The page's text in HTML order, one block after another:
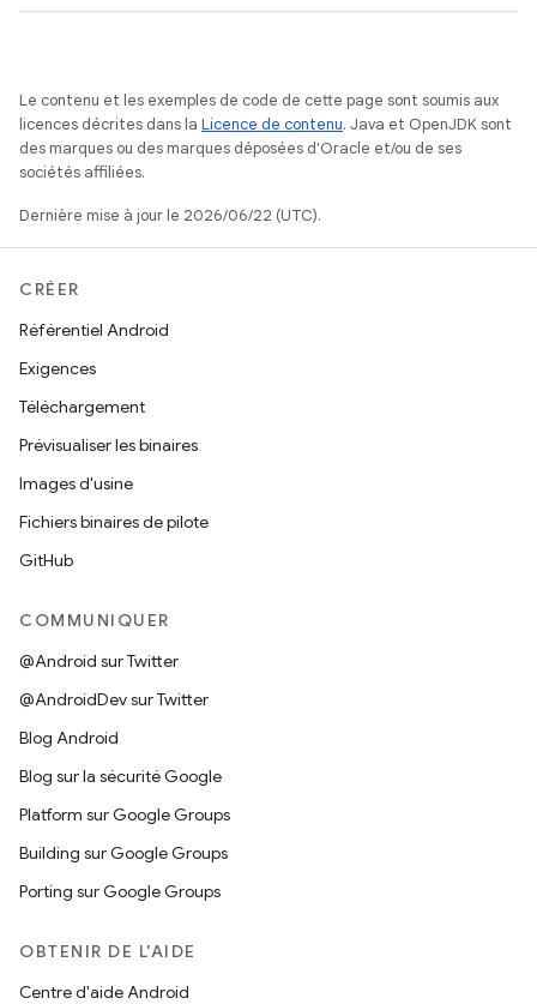
Le contenu et les exemples de code de cette page sont soumis aux
licences décrites dans la Licence de contenu. Java et OpenJDK sont
des marques ou des marques déposées d'Oracle et/ou de ses
sociétés affiliées.
Dernière mise à jour le 2026/06/22 (UTC).
CRÉER
Référentiel Android
Exigences
Téléchargement
Prévisualiser les binaires
Images d'usine
Fichiers binaires de pilote
GitHub
COMMUNIQUER
@Android sur Twitter
@AndroidDev sur Twitter
Blog Android
Blog sur la sécurité Google
Platform sur Google Groups
Building sur Google Groups
Porting sur Google Groups
OBTENIR DE L'AIDE
Centre d'aide Android